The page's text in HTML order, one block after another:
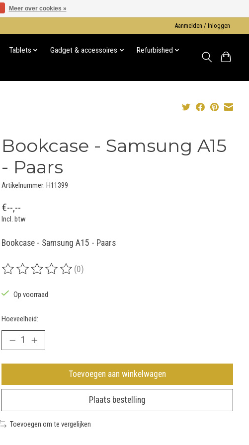
Aanmelden / Inloggen
Tablets Gadget & accessoires
Refurbished
Bookcase - Samsung A15
- Paars
Artikelnummer: H11399
€--,--
Incl. btw
Bookcase - Samsung A15 - Paars
De beoordeling van dit product is
(0)
Op voorraad
Hoeveelheid:
Toevoegen aan winkelwagen
Plaats bestelling
Toevoegen om te vergelijken
Meer over cookies »